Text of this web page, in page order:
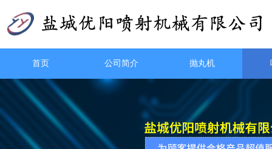
首页 公司简介 抛丸机